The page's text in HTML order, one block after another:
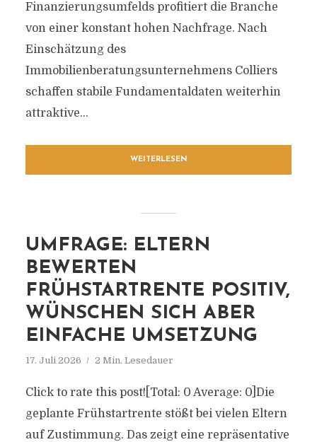
Finanzierungsumfelds profitiert die Branche
von einer konstant hohen Nachfrage. Nach
Einschätzung des
Immobilienberatungsunternehmens Colliers
schaffen stabile Fundamentaldaten weiterhin
attraktive...
WEITERLESEN
UMFRAGE: ELTERN
BEWERTEN
FRÜHSTARTRENTE POSITIV,
WÜNSCHEN SICH ABER
EINFACHE UMSETZUNG
17. Juli 2026 2 Min. Lesedauer
Click to rate this post![Total: 0 Average: 0]Die
geplante Frühstartrente stößt bei vielen Eltern
auf Zustimmung. Das zeigt eine repräsentative